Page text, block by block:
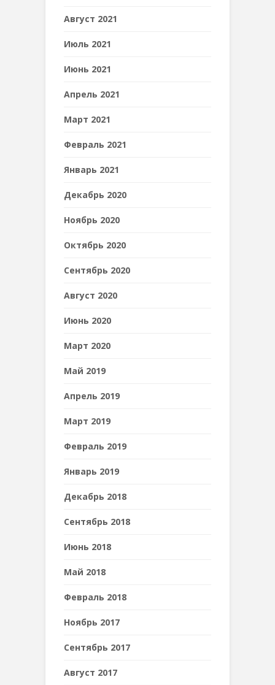
Август 2021
Июль 2021
Июнь 2021
Апрель 2021
Март 2021
Февраль 2021
Январь 2021
Декабрь 2020
Ноябрь 2020
Октябрь 2020
Сентябрь 2020
Август 2020
Июнь 2020
Март 2020
Май 2019
Апрель 2019
Март 2019
Февраль 2019
Январь 2019
Декабрь 2018
Сентябрь 2018
Июнь 2018
Май 2018
Февраль 2018
Ноябрь 2017
Сентябрь 2017
Август 2017